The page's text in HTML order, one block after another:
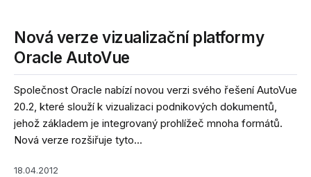
Nová verze vizualizační platformy
Oracle AutoVue
Společnost Oracle nabízí novou verzi svého řešení AutoVue
20.2, které slouží k vizualizaci podnikových dokumentů,
jehož základem je integrovaný prohlížeč mnoha formátů.
Nová verze rozšiřuje tyto...
18.04.2012